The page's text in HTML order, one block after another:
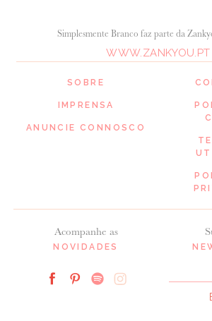
SOBRE
IMPRENSA
ANUNCIE CONNOSCO
Acompanhe as
NOVIDADES
Simplesmente Branco faz parte da
WWW.ZANKYOU.PT